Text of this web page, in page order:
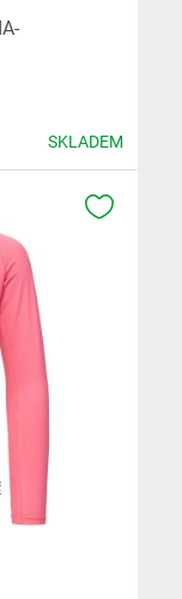
SKLADEM